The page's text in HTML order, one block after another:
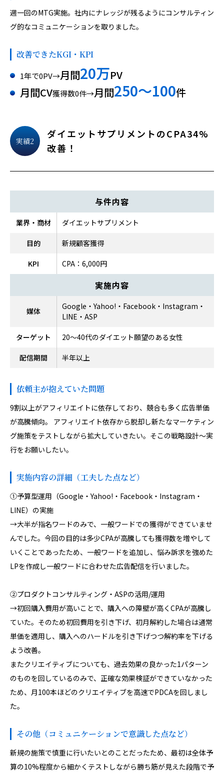
週一回のMTG実施。社内にナレッジが残るようにコンサルティン
グ的なコミュニケーションを取りました。
改善できたKGI・KPI
1年で0PV→月間20万PV
月間CV獲得数0件→月間250〜100件
実績2
ダイエットサプリメントのCPA34%
改善！
与件内容
業界・商材 ダイエットサプリメント
目的 新規顧客獲得
KPI CPA：6,000円
実施内容
媒体
Google・Yahoo!・Facebook・Instagram・
LINE・ASP
ターゲット 20〜40代のダイエット願望のある女性
配信期間 半年以上
依頼主が抱えていた問題
9割以上がアフィリエイトに依存しており、競合も多く広告単価
が高騰傾向。 アフィリエイト依存から脱却し新たなマーケティン
グ施策をテストしながら拡大していきたい。そこの戦略設計〜実
行をお願いしたい。
実施内容の詳細（工夫した点など）
①予算型運用（Google・Yahoo!・Facebook・Instagram・
LINE）の実施
→大半が指名ワードのみで、一般ワードでの獲得ができていませ
んでした。今回の目的は多少CPAが高騰しても獲得数を増やして
いくことであったため、一般ワードを追加し、悩み訴求を強めた
LPを作成し一般ワードに合わせた広告配信を行いました。
②プロダクトコンサルティング・ASPの活用/運用
→初回購入費用が高いことで、購入への障壁が高くCPAが高騰し
ていた。そのため初回費用を引き下げ、初月解約した場合は通常
単価を適用し、購入へのハードルを引き下げつつ解約率を下げる
よう改善。
またクリエイティブについても、過去効果の良かった1パターン
のものを回しているのみで、正確な効果検証ができていなかった
ため、月100本ほどのクリエイティブを高速でPDCAを回しまし
た。
その他（コミュニケーションで意識した点など）
新規の施策で慎重に行いたいとのことだったため、最初は全体予
算の10%程度から細かくテストしながら勝ち筋が見えた段階で予